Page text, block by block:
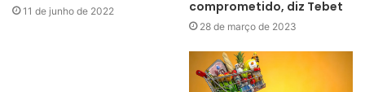
11 de junho de 2022